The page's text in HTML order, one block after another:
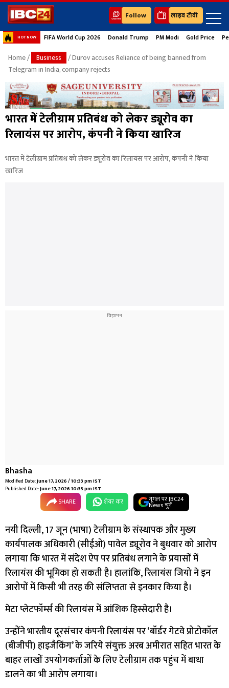
Follow लाइव टीवी
HOT NOW FIFA World Cup 2026 Donald Trump PM Modi Gold Price
Home/ Business
/ Durov accuses Reliance of being banned from
Telegram in India, company rejects
भारत में टेलीग्राम प्रतिबंध को लेकर ड्यूरोव का
रिलायंस पर आरोप, कंपनी ने किया खारिज
भारत में टेलीग्राम प्रतिबंध को लेकर ड्यूरोव का रिलायंस पर आरोप, कंपनी ने किया
खारिज
Bhasha
Modified Date:June 17, 2026 / 10:33 pm IST
Published Date:June 17, 2026 10:33 pm IST
SHARE शेयर कर गूगल पर IBC24
News चुनें
नयी दिल्ली, 17 जून (भाषा) टेलीग्राम के संस्थापक और मुख्य
कार्यपालक अधिकारी (सीईओ) पावेल ड्यूरोव ने बुधवार को आरोप
लगाया कि भारत में संदेश ऐप पर प्रतिबंध लगाने के प्रयासों में
रिलायंस की भूमिका हो सकती है। हालांकि, रिलायंस जियो ने इन
आरोपों में किसी भी तरह की संलिप्तता से इनकार किया है।
मेटा प्लेटफॉर्म्स की रिलायंस में आंशिक हिस्सेदारी है।
उन्होंने भारतीय दूरसंचार कंपनी रिलायंस पर ‘बॉर्डर गेटवे प्रोटोकॉल
(बीजीपी) हाइजैकिंग’ के जरिये संयुक्त अरब अमीरात सहित भारत के
बाहर लाखों उपयोगकर्ताओं के लिए टेलीग्राम तक पहुंच में बाधा
डालने का भी आरोप लगाया।